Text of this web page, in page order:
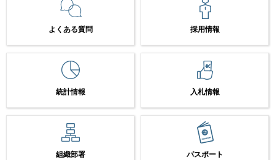
よくある質問 採用情報
統計情報 入札情報
組織部署 パスポート